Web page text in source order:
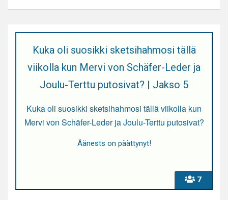
7
Kuka oli suosikki sketsihahmosi tällä
viikolla kun Mervi von Schäfer-Leder ja
Joulu-Terttu putosivat? | Jakso 5
Kuka oli suosikki sketsihahmosi tällä viikolla kun
Mervi von Schäfer-Leder ja Joulu-Terttu putosivat?
Äänests on päättynyt!